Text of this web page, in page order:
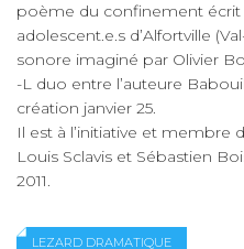
poème du confinement
adolescent.e.s d’Alfortville
sonore imaginé par Olivier
-L duo entre l’auteure
création janvier 25.
Il est à l’initiative et membre
Louis Sclavis et Sébastien
2011.
LEZARD DRAMATIQUE